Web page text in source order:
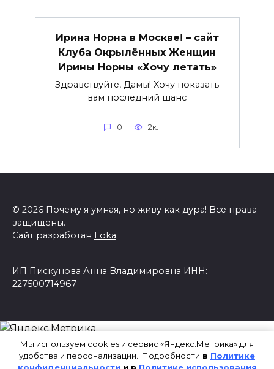
Ирина Норна в Москве! – сайт
Клуба Окрылённых Женщин
Ирины Норны «Хочу летать»
Здравствуйте, Дамы! Хочу показать
вам последний шанс
0 2к.
© 2026 Почему я умная, но живу как дура! Все права
защищены.
Сайт разработан Loka
ИП Пискунова Анна Владимировна ИНН:
227500714967
Мы используем cookies и сервис «Яндекс.Метрика» для
удобства и персонализации. Подробности в Политике
конфиденциальности и в Политике использования